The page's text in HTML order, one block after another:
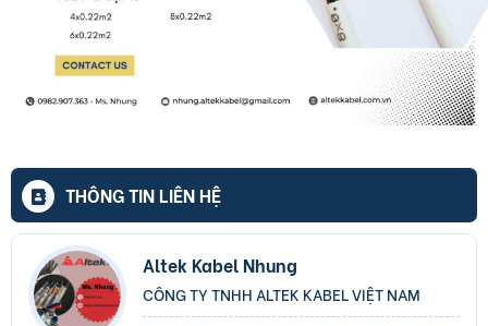
THÔNG TIN LIÊN HỆ
Altek Kabel Nhung
CÔNG TY TNHH ALTEK KABEL VIỆT NAM